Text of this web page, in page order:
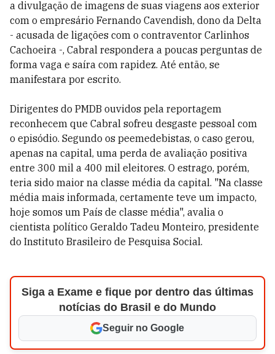
a divulgação de imagens de suas viagens aos exterior
com o empresário Fernando Cavendish, dono da Delta
- acusada de ligações com o contraventor Carlinhos
Cachoeira -, Cabral respondera a poucas perguntas de
forma vaga e saíra com rapidez. Até então, se
manifestara por escrito.
Dirigentes do PMDB ouvidos pela reportagem
reconhecem que Cabral sofreu desgaste pessoal com
o episódio. Segundo os peemedebistas, o caso gerou,
apenas na capital, uma perda de avaliação positiva
entre 300 mil a 400 mil eleitores. O estrago, porém,
teria sido maior na classe média da capital. "Na classe
média mais informada, certamente teve um impacto,
hoje somos um País de classe média", avalia o
cientista político Geraldo Tadeu Monteiro, presidente
do Instituto Brasileiro de Pesquisa Social.
Siga a Exame e fique por dentro das últimas
notícias do Brasil e do Mundo
Seguir no Google